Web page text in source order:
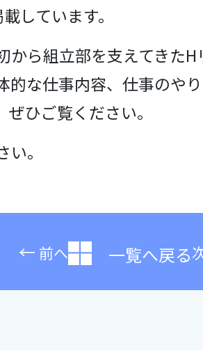
しています。
から組立部を支えてきた
的な仕事内容、仕事のや
ひご覧ください。
。
← 前へ 一覧へ戻る